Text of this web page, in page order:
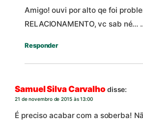
Amigo! ouvi por alto qe foi
RELACIONAMENTO, vc sab né…
Responder
Samuel Silva Carvalho disse:
21 de novembro de 2015 às 13:00
É preciso acabar com a soberba!